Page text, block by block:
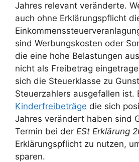
Jahres relevant veränderte.
auch ohne Erklärungspflicht
sind Werbungskosten oder
die eine hohe Belastungen
nicht als Freibetrag
sich die Steuerklasse zu
Steuerzahlers ausgefallen ist.
Kinderfreibeträge die sich
Jahres verändert haben sind
Termin bei der ESt Erklärung
Erklärungspflicht zu nutzen,
sparen.